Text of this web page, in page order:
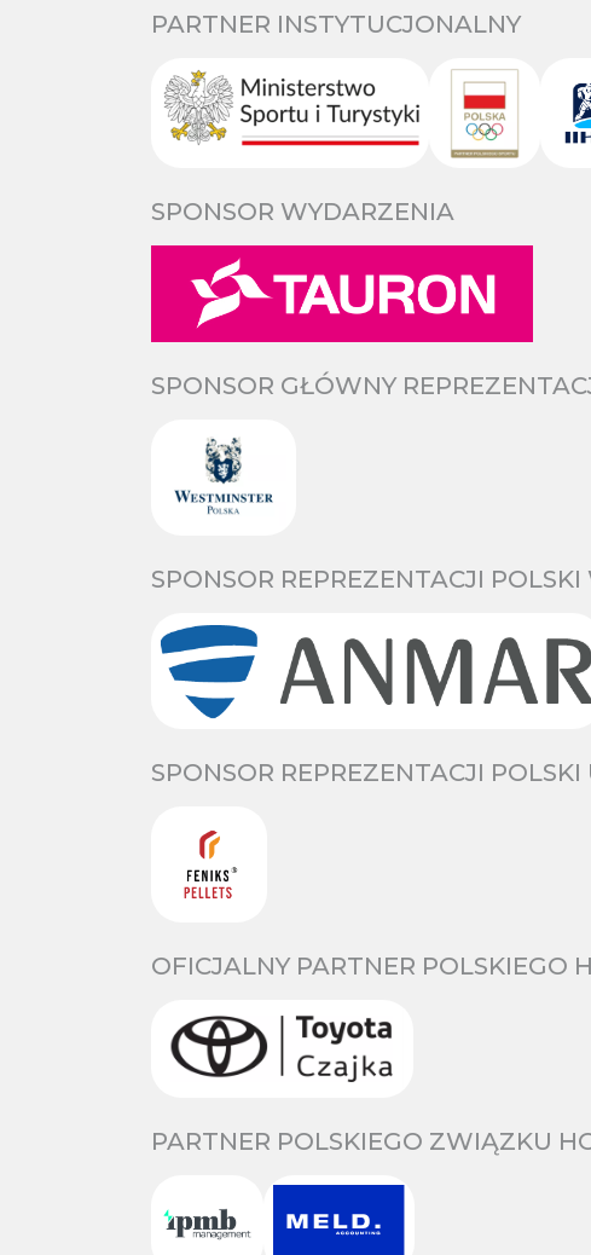
PARTNER INSTYTUCJONALNY
SPONSOR WYDARZENIA
SPONSOR GŁÓWNY
SPONSOR REPREZENTACJI
SPONSOR REPREZENTACJI POLSKI
OFICJALNY PARTNER POLSKIEGO
PARTNER POLSKIEGO ZWIĄZKU